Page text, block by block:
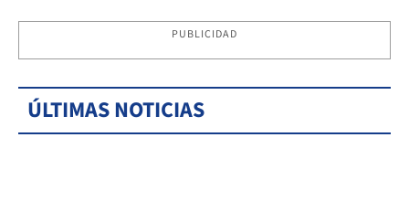
PUBLICIDAD
ÚLTIMAS NOTICIAS